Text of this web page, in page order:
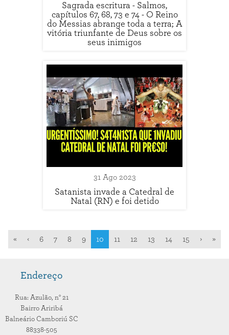
Sagrada escritura - Salmos,
capítulos 67, 68, 73 e 74 - O Reino
do Messias abrange toda a terra; A
vitória triunfante de Deus sobre os
seus inimigos
31 Ago 2023
Satanista invade a Catedral de
Natal (RN) e foi detido
« ‹ 6 7 8 9 10 11 12 13 14 15 › »
Endereço
Rua: Azulão, n° 21
Bairro Ariribá
Balneário Camboriú SC
88338-505